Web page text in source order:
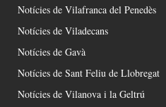
Notícies de Vilafranca del Penedès
Notícies de Viladecans
Notícies de Gavà
Notícies de Sant Feliu de Llobregat
Notícies de Vilanova i la Geltrú